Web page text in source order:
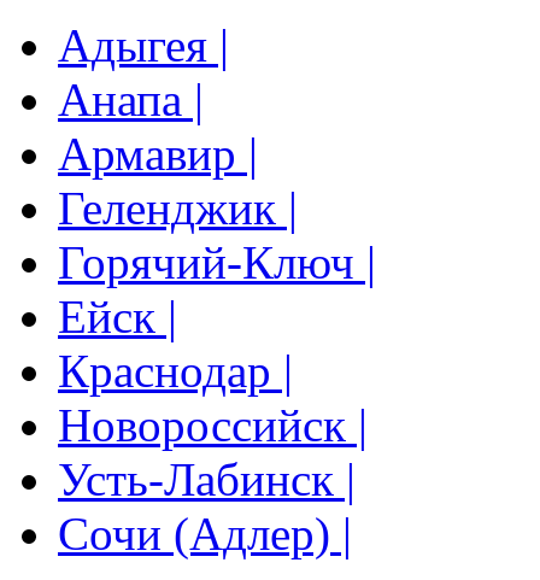
Адыгея |
Анапа |
Армавир |
Геленджик |
Горячий-Ключ |
Ейск |
Краснодар |
Новороссийск |
Усть-Лабинск |
Сочи (Адлер) |